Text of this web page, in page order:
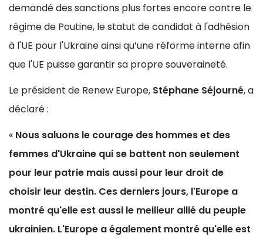
demandé des sanctions plus fortes encore contre le
régime de Poutine, le statut de candidat à l'adhésion
à l'UE pour l'Ukraine ainsi qu’une réforme interne afin
que l'UE puisse garantir sa propre souveraineté.
Le président de Renew Europe, Stéphane Séjourné, a
déclaré :
« Nous saluons le courage des hommes et des
femmes d'Ukraine qui se battent non seulement
pour leur patrie mais aussi pour leur droit de
choisir leur destin. Ces derniers jours, l'Europe a
montré qu'elle est aussi le meilleur allié du peuple
ukrainien. L'Europe a également montré qu'elle est